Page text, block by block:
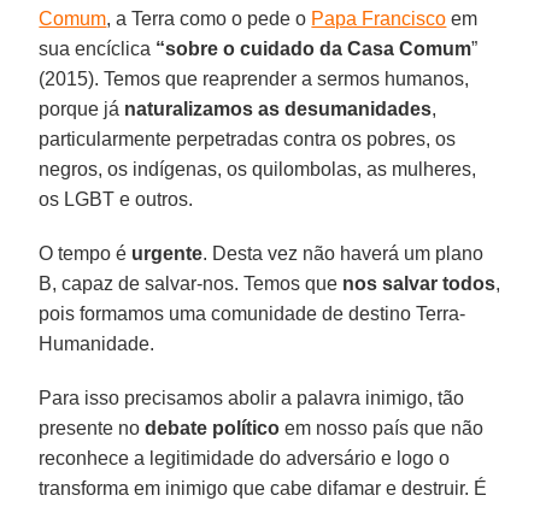
Comum, a Terra como o pede o Papa Francisco em
sua encíclica “sobre o cuidado da Casa Comum”
(2015). Temos que reaprender a sermos humanos,
porque já naturalizamos as desumanidades,
particularmente perpetradas contra os pobres, os
negros, os indígenas, os quilombolas, as mulheres,
os LGBT e outros.
O tempo é urgente. Desta vez não haverá um plano
B, capaz de salvar-nos. Temos que nos salvar todos,
pois formamos uma comunidade de destino Terra-
Humanidade.
Para isso precisamos abolir a palavra inimigo, tão
presente nodebate político em nosso país que não
reconhece a legitimidade do adversário e logo o
transforma em inimigo que cabe difamar e destruir. É